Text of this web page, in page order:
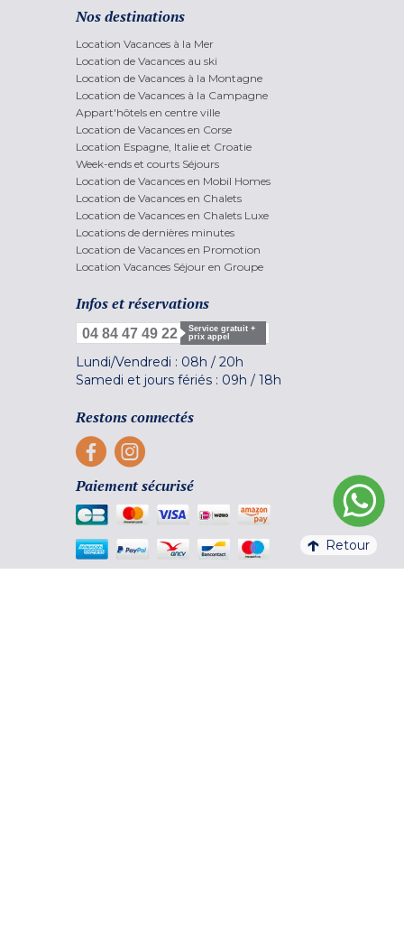
Nos destinations
Location Vacances à la Mer
Location de Vacances au ski
Location de Vacances à la Montagne
Location de Vacances à la Campagne
Appart'hôtels en centre ville
Location de Vacances en Corse
Location Espagne, Italie et Croatie
Week-ends et courts Séjours
Location de Vacances en Mobil Homes
Location de Vacances en Chalets
Location de Vacances en Chalets Luxe
Locations de dernières minutes
Location de Vacances en Promotion
Location Vacances Séjour en Groupe
Infos et réservations
04 84 47 49 22
Service gratuit +
prix appel
Lundi/Vendredi : 08h / 20h
Samedi et jours fériés : 09h / 18h
Restons connectés
Paiement sécurisé
Retour